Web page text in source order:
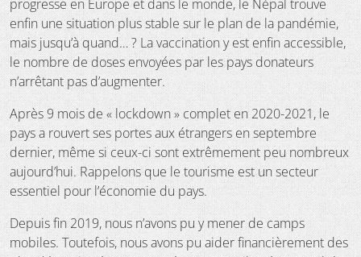
progresse en Europe et dans le monde, le Népal trouve
enfin une situation plus stable sur le plan de la pandémie,
mais jusqu’à quand… ? La vaccination y est enfin accessible,
le nombre de doses envoyées par les pays donateurs
n’arrêtant pas d’augmenter.
Après 9 mois de « lockdown » complet en 2020-2021, le
pays a rouvert ses portes aux étrangers en septembre
dernier, même si ceux-ci sont extrêmement peu nombreux
aujourd’hui. Rappelons que le tourisme est un secteur
essentiel pour l’économie du pays.
Depuis fin 2019, nous n’avons pu y mener de camps
mobiles. Toutefois, nous avons pu aider financièrement des